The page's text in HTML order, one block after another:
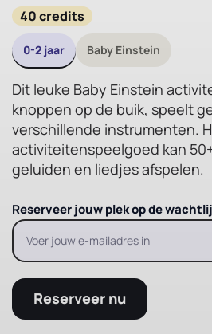
40 credits
0-2 jaar Baby Einstein
Dit leuke Baby Einstein
knoppen op de buik, speelt
verschillende instrumenten.
activiteitenspeelgoed kan
geluiden en liedjes afspelen.
Reserveer jouw plek op de
Reserveer nu